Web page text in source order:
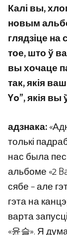
Калі вы,
новым
глядзіце на
тое, што ў
вы хочаце
так, якія
Yo”, якія
адзнака:
толькі
нас была
альбоме «2
сябе – але
гэта на
варта
«윤슬». Я